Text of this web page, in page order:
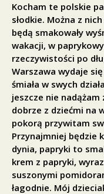
Kocham te polskie
słodkie. Można z
będą smakowały
wakacji, w
rzeczywistości po
Warszawa wydaje
śmiała w swych
jeszcze nie
dobrze z dziećmi na
pokorą przywitam
Przynajmniej będzie
dynia, papryki to
krem z papryki,
suszonymi
łagodnie. Mój